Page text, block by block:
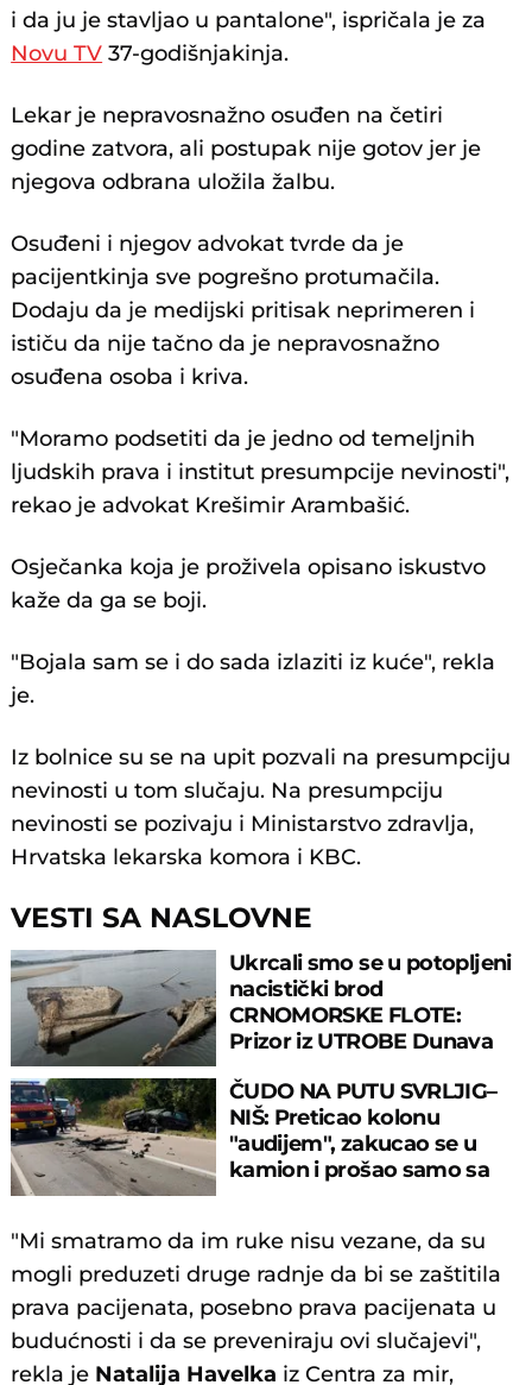
i da ju je stavljao u pantalone", ispričala je za
Novu TV 37-godišnjakinja.
Lekar je nepravosnažno osuđen na četiri
godine zatvora, ali postupak nije gotov jer je
njegova odbrana uložila žalbu.
Osuđeni i njegov advokat tvrde da je
pacijentkinja sve pogrešno protumačila.
Dodaju da je medijski pritisak neprimeren i
ističu da nije tačno da je nepravosnažno
osuđena osoba i kriva.
"Moramo podsetiti da je jedno od temeljnih
ljudskih prava i institut presumpcije nevinosti",
rekao je advokat Krešimir Arambašić.
Osječanka koja je proživela opisano iskustvo
kaže da ga se boji.
"Bojala sam se i do sada izlaziti iz kuće", rekla
je.
Iz bolnice su se na upit pozvali na presumpciju
nevinosti u tom slučaju. Na presumpciju
nevinosti se pozivaju i Ministarstvo zdravlja,
Hrvatska lekarska komora i KBC.
VESTI SA NASLOVNE
Ukrcali smo se u potopljeni
nacistički brod
CRNOMORSKE FLOTE:
Prizor iz UTROBE Dunava
ČUDO NA PUTU SVRLJIG–
NIŠ: Preticao kolonu
"audijem", zakucao se u
kamion i prošao samo sa
"Mi smatramo da im ruke nisu vezane, da su
mogli preduzeti druge radnje da bi se zaštitila
prava pacijenata, posebno prava pacijenata u
budućnosti i da se preveniraju ovi slučajevi",
rekla je Natalija Havelka iz Centra za mir,